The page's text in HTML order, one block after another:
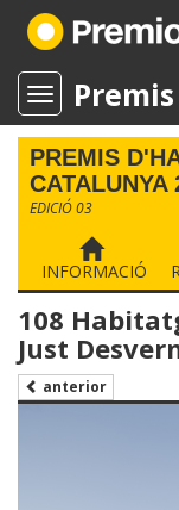
Toggle
Premis
PREMIS
CATALUNYA
EDICIÓ 03
INFORMACIÓ
108
Just
anterior